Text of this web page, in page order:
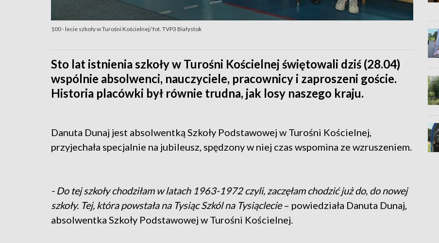
100 - lecie szkoły w Turośni Kościelnej/ fot. TVP3 Białystok
Sto lat istnienia szkoły w Turośni Kościelnej świętowali dziś (28.04)
wspólnie absolwenci, nauczyciele, pracownicy i zaproszeni goście.
Historia placówki był równie trudna, jak losy naszego kraju.
Danuta Dunaj jest absolwentką Szkoły Podstawowej w Turośni Kościelnej,
przyjechała specjalnie na jubileusz, spędzony w niej czas wspomina ze wzruszeniem.
- Do tej szkoły chodziłam w latach 1963-1972 czyli, zaczęłam chodzić już do, do nowej
szkoły. Tej, która powstała na Tysiąc Szkól na Tysiąclecie– powiedziała Danuta Dunaj,
absolwentka Szkoły Podstawowej w Turośni Kościelnej.